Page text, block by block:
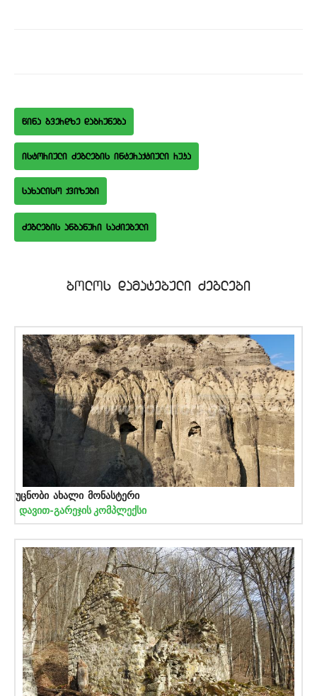
wina gverdze dabruneba
istoriuli Zeglebis interaqtiuli ruka
saxaliso qvizebi
bolos damatebuli Zeglebi
უცნობი ახალი მონასტერი
დავით-გარეჯის კომპლექსი